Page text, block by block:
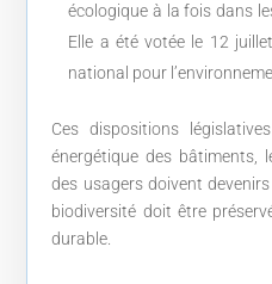
écologique à la fois dans
Elle a été votée le 12
national pour
Ces dispositions
énergétique des bâtiments,
des usagers doivent
biodiversité doit être
durable.